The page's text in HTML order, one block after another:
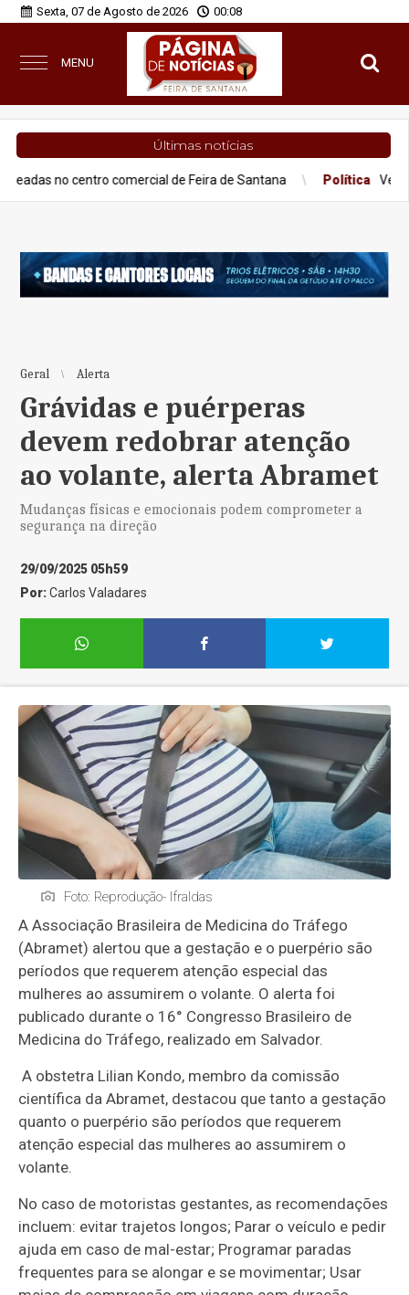
Sexta, 07 de Agosto de 2026 00:08
MENU
Últimas notícias
centro comercial de Feira de Santana Política Vereadores
Geral Alerta
Grávidas e puérperas
devem redobrar atenção
ao volante, alerta Abramet
Mudanças físicas e emocionais podem comprometer a
segurança na direção
29/09/2025 05h59
Por:Carlos Valadares
Foto: Reprodução- Ifraldas
A Associação Brasileira de Medicina do Tráfego
(Abramet) alertou que a gestação e o puerpério são
períodos que requerem atenção especial das
mulheres ao assumirem o volante. O alerta foi
publicado durante o 16° Congresso Brasileiro de
Medicina do Tráfego, realizado em Salvador.
A obstetra Lilian Kondo, membro da comissão
científica da Abramet, destacou que tanto a gestação
quanto o puerpério são períodos que requerem
atenção especial das mulheres ao assumirem o
volante.
No caso de motoristas gestantes, as recomendações
incluem: evitar trajetos longos; Parar o veículo e pedir
ajuda em caso de mal-estar; Programar paradas
frequentes para se alongar e se movimentar; Usar